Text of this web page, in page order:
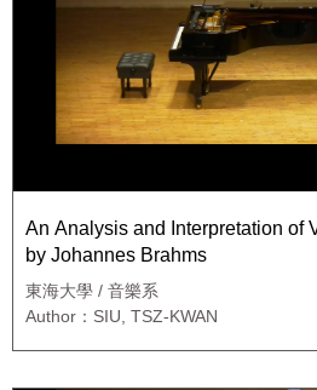
An Analysis and Interpretation of
by Johannes Brahms
東海大學 / 音樂系
Author：SIU, TSZ-KWAN